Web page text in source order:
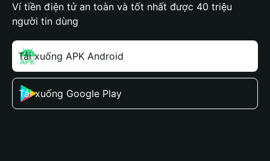
Ví tiền điện tử an toàn và tốt nhất được 40 triệu
người tin dùng
Tải xuống APK Android
Tải xuống Google Play